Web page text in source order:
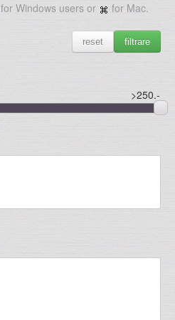
for Windows users or for Mac.
filtrare
reset
>250.-